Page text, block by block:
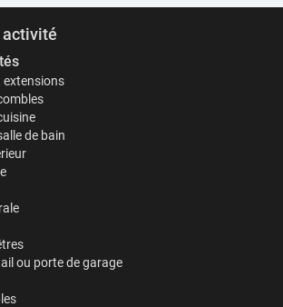
activité
extensions
de bain
ou porte de garage